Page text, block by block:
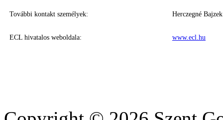
További kontakt személyek: Herczegné
ECL hivatalos weboldala: www.ecl.hu